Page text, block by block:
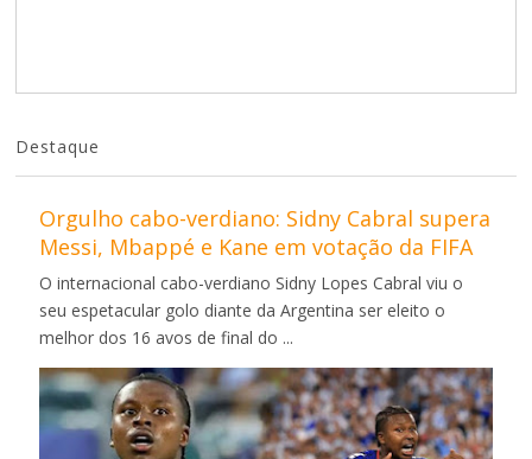
Destaque
Orgulho cabo-verdiano: Sidny Cabral supera
Messi, Mbappé e Kane em votação da FIFA
O internacional cabo-verdiano Sidny Lopes Cabral viu o
seu espetacular golo diante da Argentina ser eleito o
melhor dos 16 avos de final do ...